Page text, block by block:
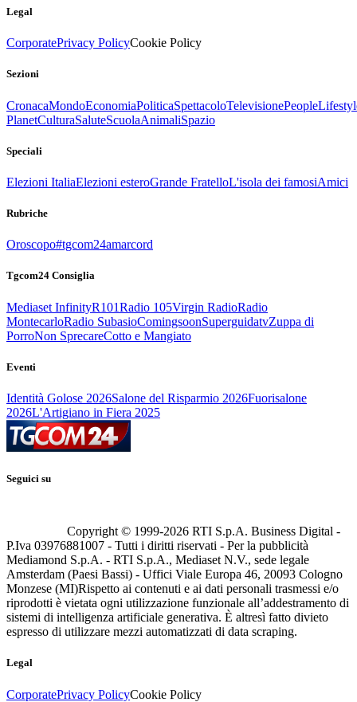
Legal
CorporatePrivacy PolicyCookie Policy
Sezioni
CronacaMondoEconomiaPoliticaSpettacoloTelevisionePeople
PlanetCulturaSaluteScuolaAnimaliSpazio
Speciali
Elezioni ItaliaElezioni esteroGrande FratelloL'isola dei famosiAmici
Rubriche
Oroscopo#tgcom24amarcord
Tgcom24 Consiglia
Mediaset InfinityR101Radio 105Virgin RadioRadio
MontecarloRadio SubasioComingsoonSuperguidatvZuppa di
PorroNon SprecareCotto e Mangiato
Eventi
Identità Golose 2026Salone del Risparmio 2026Fuorisalone
2026L'Artigiano in Fiera 2025
Seguici su
Copyright © 1999-2026 RTI S.p.A. Business Digital -
P.Iva 03976881007 - Tutti i diritti riservati - Per la pubblicità
Mediamond S.p.A. - RTI S.p.A., Mediaset N.V., sede legale
Amsterdam (Paesi Bassi) - Uffici Viale Europa 46, 20093 Cologno
Monzese (MI)Rispetto ai contenuti e ai dati personali trasmessi e/o
riprodotti è vietata ogni utilizzazione funzionale all’addestramento di
sistemi di intelligenza artificiale generativa. È altresì fatto divieto
espresso di utilizzare mezzi automatizzati di data scraping.
Legal
CorporatePrivacy PolicyCookie Policy